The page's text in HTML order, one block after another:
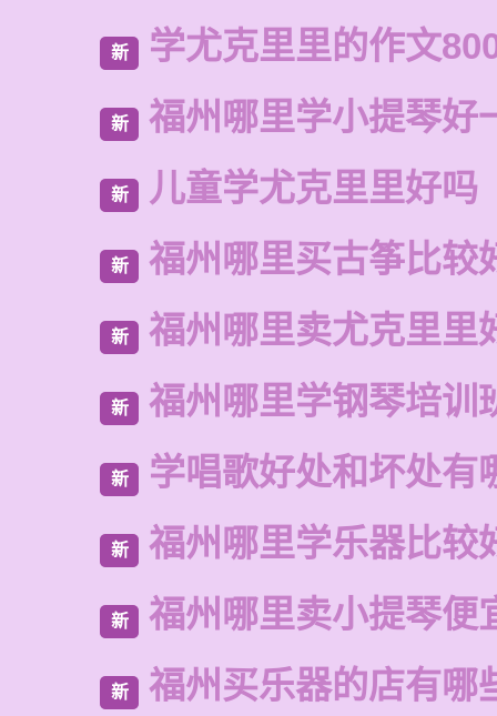
新 学尤克里里的作文
新 福州哪里学小提琴好
新 儿童学尤克里里好吗
新 福州哪里买古筝比较
新 福州哪里卖尤克里里
新 福州哪里学钢琴培训
新 学唱歌好处和坏处有
新 福州哪里学乐器比较
新 福州哪里卖小提琴便
新 福州买乐器的店有哪